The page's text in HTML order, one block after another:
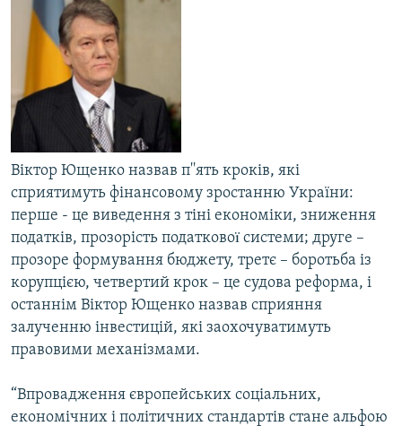
УКР
КТАТ
ДОЛУЧАЙСЯ!
Усі сайти RFE/RL
Віктор Ющенко назвав п''ять кроків, які
сприятимуть фінансовому зростанню України:
перше - це виведення з тіні економіки, зниження
податків, прозорість податковоï системи; друге –
прозоре формування бюджету, третє – боротьба із
корупцією, четвертий крок – це судова реформа, і
останнім Віктор Ющенко назвав сприяння
залученню інвестицій, які заохочуватимуть
правовими механізмами.
“Впровадження європейських соціальних,
економічних і політичних стандартів стане альфою